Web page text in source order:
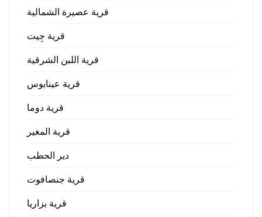
قرية عصيرة الشمالية
قرية جِيت
قرية اللبن الشرقية
قرية عينابوس
قرية دوما
قرية المغير
دير الحطب
قرية جنصافوت
قرية بزاريا